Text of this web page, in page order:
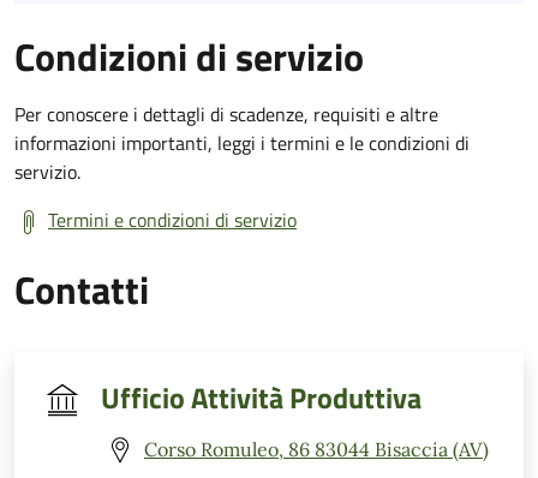
Condizioni di servizio
Per conoscere i dettagli di scadenze, requisiti e altre
informazioni importanti, leggi i termini e le condizioni di
servizio.
Termini e condizioni di servizio
Contatti
Ufficio Attività Produttiva
Corso Romuleo, 86 83044 Bisaccia (AV)